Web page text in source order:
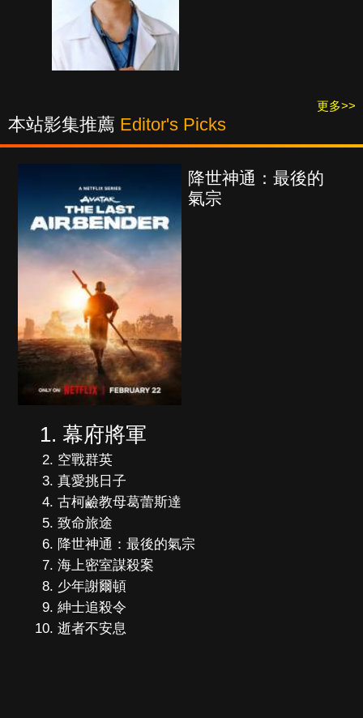
更多>>
本站影集推薦 Editor's Picks
降世神通：最後的
氣宗
幕府將軍
空戰群英
真愛挑日子
古柯鹼教母葛蕾斯達
致命旅途
降世神通：最後的氣宗
海上密室謀殺案
少年謝爾頓
紳士追殺令
逝者不安息